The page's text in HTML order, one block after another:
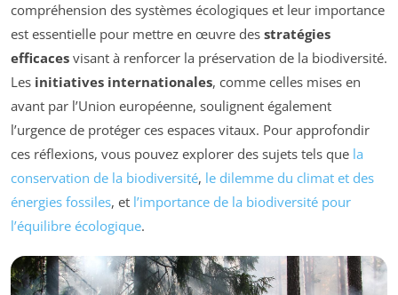
compréhension des systèmes écologiques et leur importance
est essentielle pour mettre en œuvre des stratégies
efficaces visant à renforcer la préservation de la biodiversité.
Les initiatives internationales, comme celles mises en
avant par l’Union européenne, soulignent également
l’urgence de protéger ces espaces vitaux. Pour approfondir
ces réflexions, vous pouvez explorer des sujets tels que la
conservation de la biodiversité, le dilemme du climat et des
énergies fossiles, et l’importance de la biodiversité pour
l’équilibre écologique.